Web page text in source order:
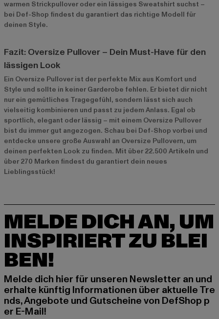
warmen Strickpullover oder ein lässiges Sweatshirt suchst –
bei Def-Shop findest du garantiert das richtige Modell für
deinen Style.
Fazit: Oversize Pullover – Dein Must-Have für den
lässigen Look
Ein Oversize Pullover ist der perfekte Mix aus Komfort und
Style und sollte in keiner Garderobe fehlen. Er bietet dir nicht
nur ein gemütliches Tragegefühl, sondern lässt sich auch
vielseitig kombinieren und passt zu jedem Anlass. Egal ob
sportlich, elegant oder lässig – mit einem Oversize Pullover
bist du immer gut angezogen. Schau bei Def-Shop vorbei und
entdecke unsere große Auswahl an Oversize Pullovern, um
deinen perfekten Look zu finden. Mit über 22.500 Artikeln und
über 270 Marken findest du garantiert dein neues
Lieblingsstück!
MELDE DICH AN, UM
INSPIRIERT ZU BLEI
BEN!
Melde dich hier für unseren Newsletter an und
erhalte künftig Informationen über aktuelle Tre
nds, Angebote und Gutscheine von DefShop p
er E-Mail!